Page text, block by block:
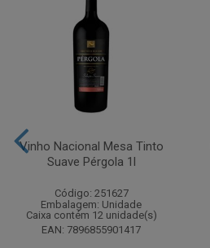
Vinho Nacional Mesa Tinto
Suave Pérgola 1l
Código: 251627
Embalagem: Unidade
Caixa contém 12 unidade(s)
EAN: 7896855901417